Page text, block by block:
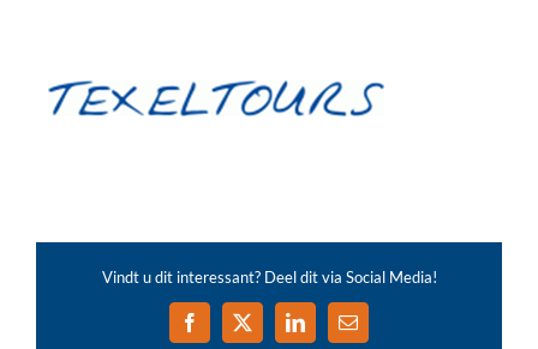
Vindt u dit interessant? Deel dit via Social Media!
Facebook
X LinkedIn
E-